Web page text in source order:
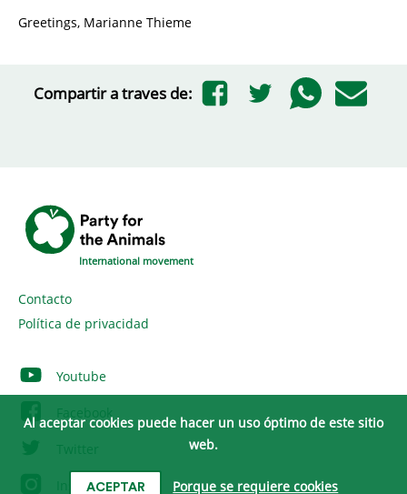
Greetings, Marianne Thieme
Compartir a traves de:
International movement
Contacto
Política de privacidad
Youtube
Facebook
Twitter
Instagram
Al aceptar cookies puede hacer un uso óptimo de este sitio
web.
ACEPTAR Porque se requiere cookies